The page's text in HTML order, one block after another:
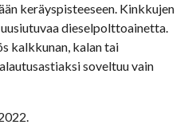
keräyspisteeseen. Kinkkujen
dieselpolttoainetta.
kalkkunan, kalan tai
soveltuu vain